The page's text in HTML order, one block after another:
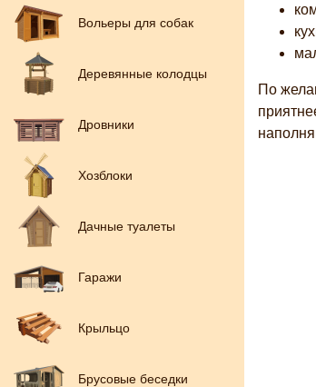
Вольеры для собак
Деревянные колодцы
Дровники
Хозблоки
Дачные туалеты
Гаражи
Крыльцо
Брусовые беседки
По